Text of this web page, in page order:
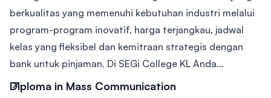
berkualitas yang memenuhi kebutuhan industri melalui
program-program inovatif, harga terjangkau, jadwal
kelas yang fleksibel dan kemitraan strategis dengan
bank untuk pinjaman. Di SEGi College KL Anda...
Diploma in Mass Communication